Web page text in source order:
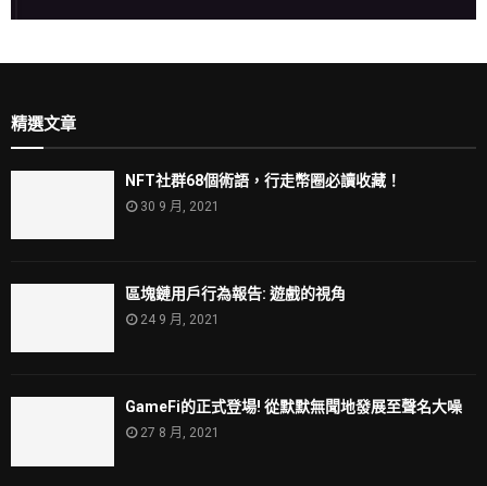
精選文章
NFT社群68個術語，行走幣圈必讀收藏！
30 9 月, 2021
區塊鏈用戶行為報告: 遊戲的視角
24 9 月, 2021
GameFi的正式登場! 從默默無聞地發展至聲名大噪
27 8 月, 2021